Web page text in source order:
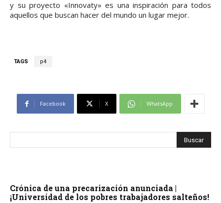
y su proyecto «Innovaty» es una inspiración para todos
aquellos que buscan hacer del mundo un lugar mejor.
TAGS p4
Facebook X WhatsApp
Crónica de una precarización anunciada |
¡Universidad de los pobres trabajadores salteños!